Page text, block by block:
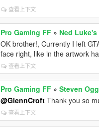
查看上下文
Pro Gaming FF » Ned
OK brother!, Currently I left
face right, like in the artwork
查看上下文
Pro Gaming FF »Steven
@GlennCroft Thank you so
查看上下文